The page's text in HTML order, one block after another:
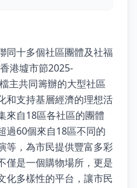
同十多個社區團體及社福
港墟市節2025-
主共同籌辦的大型社區
和支持基層經濟的理想活
來自18區各社區的團體
過60個來自18區不同的
等，為市民提供豐富多彩
僅是一個購物場所，更是
化多樣性的平台，讓市民